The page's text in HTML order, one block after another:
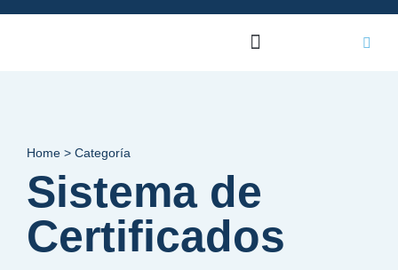
Home > Categoría
Sistema de
Certificados